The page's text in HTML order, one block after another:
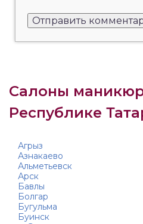
Салоны
Республике
Агрыз
Азнакаево
Альметьевск
Арск
Бавлы
Болгар
Бугульма
Буинск